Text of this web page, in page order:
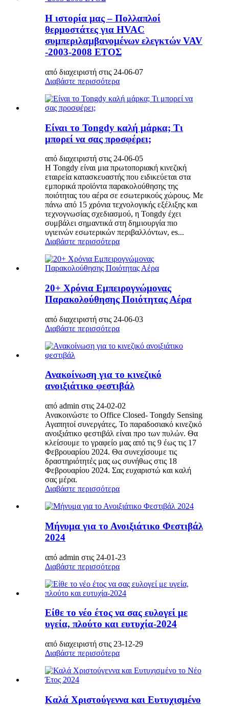
Η ιστορία μας – Πολλαπλοί
θερμοστάτες για HVAC
συμπεριλαμβανομένων ελεγκτών VAV
-2003-2008 ΕΤΟΣ
από διαχειριστή στις 24-06-07
Διαβάστε περισσότερα
Είναι το Tongdy καλή μάρκα; Τι
μπορεί να σας προσφέρει;
από διαχειριστή στις 24-06-05
Η Tongdy είναι μια πρωτοποριακή κινεζική
εταιρεία κατασκευαστής που ειδικεύεται στα
εμπορικά προϊόντα παρακολούθησης της
ποιότητας του αέρα σε εσωτερικούς χώρους. Με
πάνω από 15 χρόνια τεχνολογικής εξέλιξης και
τεχνογνωσίας σχεδιασμού, η Tongdy έχει
συμβάλει σημαντικά στη δημιουργία πιο
υγιεινών εσωτερικών περιβαλλόντων, es...
Διαβάστε περισσότερα
20+ Χρόνια Εμπειρογνώμονας
Παρακολούθησης Ποιότητας Αέρα
από διαχειριστή στις 24-06-03
Διαβάστε περισσότερα
Ανακοίνωση για το κινεζικό
ανοιξιάτικο φεστιβάλ
από admin στις 24-02-02
Ανακοινώστε το Office Closed- Tongdy Sensing
Αγαπητοί συνεργάτες, Το παραδοσιακό κινεζικό
ανοιξιάτικο φεστιβάλ είναι προ των πυλών. Θα
κλείσουμε το γραφείο μας από τις 9 έως τις 17
Φεβρουαρίου 2024. Θα συνεχίσουμε τις
δραστηριότητές μας ως συνήθως στις 18
Φεβρουαρίου 2024. Σας ευχαριστώ και καλή
σας μέρα.
Διαβάστε περισσότερα
Μήνυμα για το Ανοιξιάτικο Φεστιβάλ
2024
από admin στις 24-01-23
Διαβάστε περισσότερα
Είθε το νέο έτος να σας ευλογεί με
υγεία, πλούτο και ευτυχία-2024
από διαχειριστή στις 23-12-29
Διαβάστε περισσότερα
Καλά Χριστούγεννα και Ευτυχισμένο